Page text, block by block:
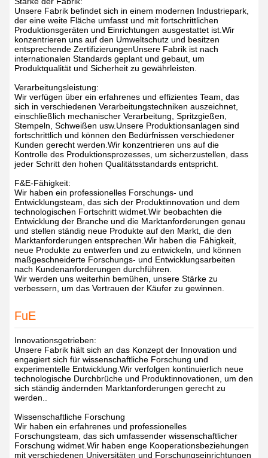
Unsere Fabrik befindet sich in einem modernen Industriepark,
der eine weite Fläche umfasst und mit fortschrittlichen
Produktionsgeräten und Einrichtungen ausgestattet ist.Wir
konzentrieren uns auf den Umweltschutz und besitzen
entsprechende ZertifizierungenUnsere Fabrik ist nach
internationalen Standards geplant und gebaut, um
Produktqualität und Sicherheit zu gewährleisten.
Verarbeitungsleistung:
Wir verfügen über ein erfahrenes und effizientes Team, das
sich in verschiedenen Verarbeitungstechniken auszeichnet,
einschließlich mechanischer Verarbeitung, Spritzgießen,
Stempeln, Schweißen usw.Unsere Produktionsanlagen sind
fortschrittlich und können den Bedürfnissen verschiedener
Kunden gerecht werden.Wir konzentrieren uns auf die
Kontrolle des Produktionsprozesses, um sicherzustellen, dass
jeder Schritt den hohen Qualitätsstandards entspricht.
F&E-Fähigkeit:
Wir haben ein professionelles Forschungs- und
Entwicklungsteam, das sich der Produktinnovation und dem
technologischen Fortschritt widmet.Wir beobachten die
Entwicklung der Branche und die Marktanforderungen genau
und stellen ständig neue Produkte auf den Markt, die den
Marktanforderungen entsprechen.Wir haben die Fähigkeit,
neue Produkte zu entwerfen und zu entwickeln, und können
maßgeschneiderte Forschungs- und Entwicklungsarbeiten
nach Kundenanforderungen durchführen.
Wir werden uns weiterhin bemühen, unsere Stärke zu
verbessern, um das Vertrauen der Käufer zu gewinnen.
FuE
Innovationsgetrieben:
Unsere Fabrik hält sich an das Konzept der Innovation und
engagiert sich für wissenschaftliche Forschung und
experimentelle Entwicklung.Wir verfolgen kontinuierlich neue
technologische Durchbrüche und Produktinnovationen, um den
sich ständig ändernden Marktanforderungen gerecht zu
werden..
Wissenschaftliche Forschung
Wir haben ein erfahrenes und professionelles
Forschungsteam, das sich umfassender wissenschaftlicher
Forschung widmet.Wir haben enge Kooperationsbeziehungen
mit verschiedenen Universitäten und Forschungseinrichtungen